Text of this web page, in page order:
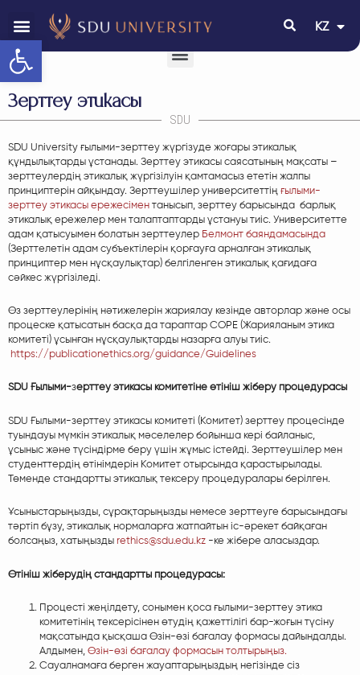
Open toolbar
KZ
EN
Зерттеу этикасы
SDU
SDU University ғылыми-зерттеу жүргізуде жоғары этикалық
құндылықтарды ұстанады. Зерттеу этикасы саясатының мақсаты –
зерттеулердің этикалық жүргізілуін қамтамасыз ететін жалпы
принциптерін айқындау. Зерттеушілер университеттің ғылыми-
зерттеу этикасы ережесімен танысып, зерттеу барысында барлық
этикалық ережелер мен талаптаптарды ұстануы тиіс. Университетте
адам қатысуымен болатын зерттеулер Белмонт баяндамасында
(Зерттелетін адам субъектілерін қорғауға арналған этикалық
принциптер мен нұсқаулықтар) белгіленген этикалық қағидаға
сәйкес жүргізіледі.
Өз зерттеулерінің нәтижелерін жариялау кезінде авторлар және осы
процеске қатысатын басқа да тараптар COPE (Жарияланым этика
комитеті) ұсынған нұсқаулықтарды назарға алуы тиіс.
https://publicationethics.org/guidance/Guidelines
SDU Ғылыми-зерттеу этикасы комитетіне өтініш жіберу процедурасы
SDU Ғылыми-зерттеу этикасы комитеті (Комитет) зерттеу процесінде
туындауы мүмкін этикалық мәселелер бойынша кері байланыс,
ұсыныс және түсіндірме беру үшін жұмыс істейді. Зерттеушілер мен
студенттердің өтінімдерін Комитет отырсында қарастырылады.
Төменде стандартты этикалық тексеру процедуралары берілген.
Ұсыныстарыңызды, сұрақтарыңызды немесе зерттеуге барысындағы
тәртіп бұзу, этикалық нормаларға жатпайтын іс-әрекет байқаған
болсаңыз, хатыңызды rethics@sdu.edu.kz -ке жібере аласыздар.
Өтініш жіберудің стандартты процедурасы:
Процесті жеңілдету, сонымен қоса ғылыми-зерттеу этика
комитетінің тексерісінен өтудің қажеттілігі бар-жоғын түсіну
мақсатында қысқаша Өзін-өзі бағалау формасы дайындалды.
Алдымен, Өзін-өзі бағалау формасын толтырыңыз.
Сауалнамаға берген жауаптарыңыздың негізінде сіз